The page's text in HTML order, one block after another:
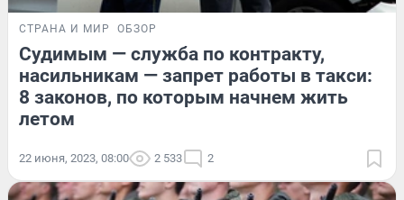
СТРАНА И МИР ОБЗОР
Судимым — служба по контракту,
насильникам — запрет работы в такси:
8 законов, по которым начнем жить
летом
22 июня, 2023, 08:00 2 533 2